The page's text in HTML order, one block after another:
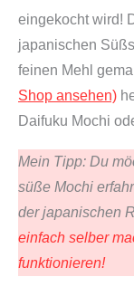
eingekocht wird!
japanischen
feinen Mehl
Shop ansehen)
Daifuku Mochi
Mein Tipp: Du
süße Mochi
der japanischen
einfach selber
funktionieren!